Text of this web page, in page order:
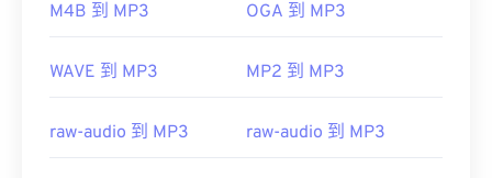
https://en.wikipedia.org/wiki/MP3
a/music-player-application-format.html
M4B 到 MP3 OGA 到 MP3
WAVE 到 MP3 MP2 到 MP3
raw-audio 到 MP3 raw-audio 到 MP3